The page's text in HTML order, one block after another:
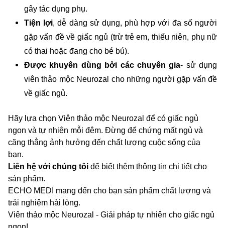
gây tác dụng phụ.
Tiện lợi, dễ dàng sử dụng, phù hợp với đa số người
gặp vấn đề về giấc ngủ (trừ trẻ em, thiếu niên, phụ nữ
có thai hoặc đang cho bé bú).
Được khuyên dùng bởi các chuyên gia- sử dụng
viên thảo mộc Neurozal cho những người gặp vấn đề
về giấc ngủ.
Hãy lựa chọn Viên thảo mộc Neurozal để có giấc ngủ
ngon và tự nhiên mỗi đêm. Đừng để chứng mất ngủ và
căng thẳng ảnh hưởng đến chất lượng cuộc sống của
bạn.
Liên hệ với chúng tôi để biết thêm thông tin chi tiết cho
sản phẩm.
ECHO MEDI mang đến cho bạn sản phẩm chất lượng và
trải nghiệm hài lòng.
Viên thảo mộc Neurozal - Giải pháp tự nhiên cho giấc ngủ